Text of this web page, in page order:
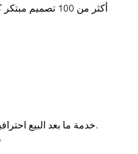
خدمة ما بعد البيع احترافية، إذا كان لديك أي مشاكل مع المنتج، فلا تتردد في الاتصال بنا.